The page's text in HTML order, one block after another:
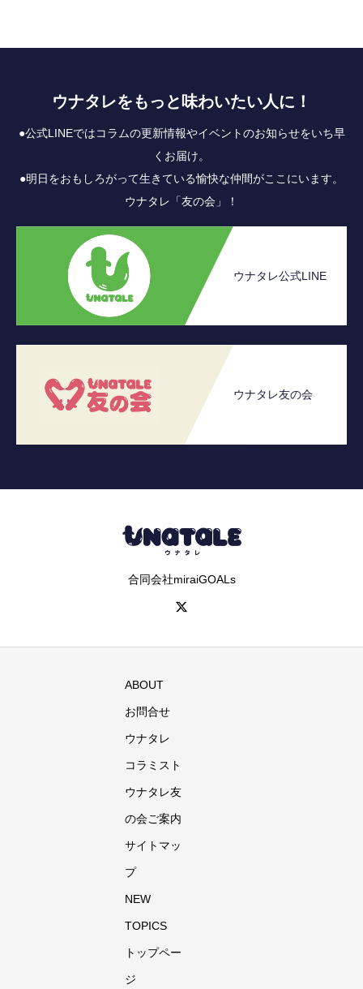
ウナタレをもっと味わいたい人に！
●公式LINEではコラムの更新情報やイベントのお知らせをいち早
くお届け。
●明日をおもしろがって生きている愉快な仲間がここにいます。
ウナタレ「友の会」！
ウナタレ公式LINE
ウナタレ友の会
合同会社miraiGOALs
ABOUT
お問合せ
ウナタレ
コラミスト
ウナタレ友
の会ご案内
サイトマッ
プ
NEW
TOPICS
トップペー
ジ